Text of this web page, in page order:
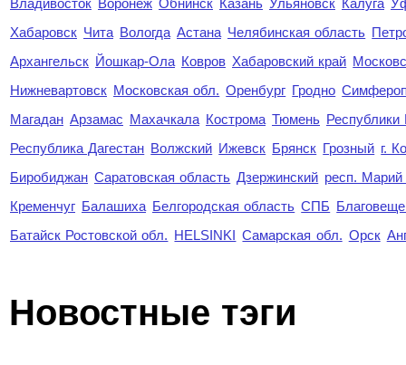
Хабаровск Чита Вологда Астана Челябинская область
Архангельск Йошкар-Ола Ковров Хабаровский край
Нижневартовск Московская обл. Оренбург Гродно
Магадан Арзамас Махачкала Кострома Тюмень Республики
Республика Дагестан Волжский Ижевск Брянск Грозный г.
Биробиджан Саратовская область Дзержинский респ.
Кременчуг Балашиха Белгородская область СПБ
Батайск Ростовской обл. HELSINKI Самарская обл. Орск
Новостные тэги